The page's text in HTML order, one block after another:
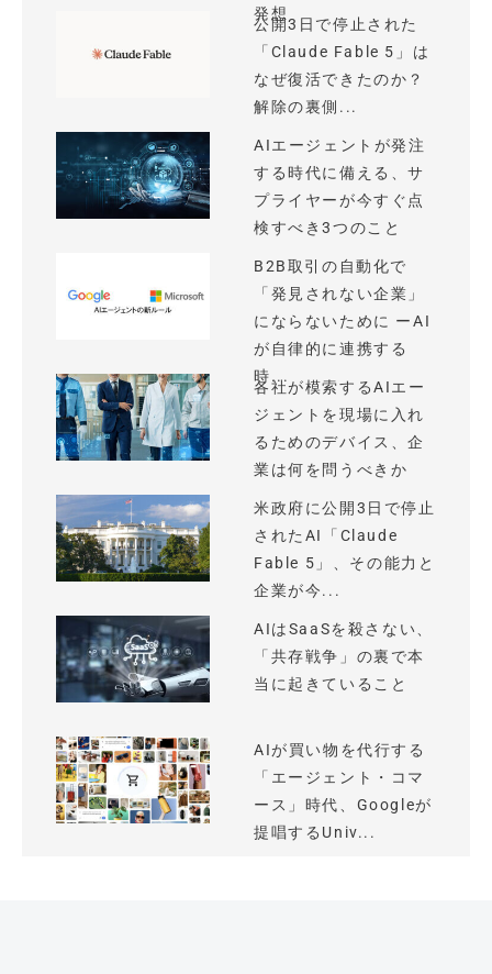
発想
公開3日で停止された
「Claude Fable 5」は
なぜ復活できたのか？
解除の裏側...
AIエージェントが発注
する時代に備える、サ
プライヤーが今すぐ点
検すべき3つのこと
B2B取引の自動化で
「発見されない企業」
にならないために ーAI
が自律的に連携する
時...
各社が模索するAIエー
ジェントを現場に入れ
るためのデバイス、企
業は何を問うべきか
米政府に公開3日で停止
されたAI「Claude
Fable 5」、その能力と
企業が今...
AIはSaaSを殺さない、
「共存戦争」の裏で本
当に起きていること
AIが買い物を代行する
「エージェント・コマ
ース」時代、Googleが
提唱するUniv...